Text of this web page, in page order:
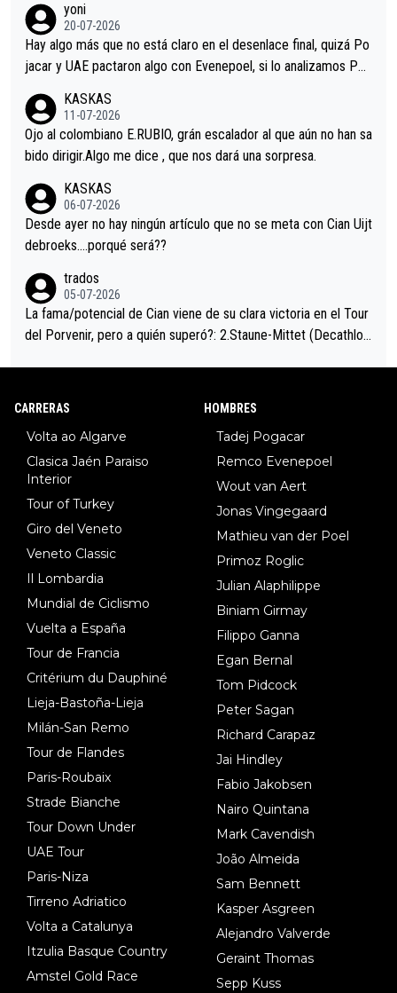
permaneció pegado a su rueda. Parecía increíble la forma en l
a que era capaz de controlar el miedo", recordó."
yoni
20-07-2026
Hay algo más que no está claro en el desenlace final, quizá Po
jacar y UAE pactaron algo con Evenepoel, si lo analizamos Poj
i sin pedalear, luego está el saludo con Evenepoel dándose la
mano de una manera muy fraternal, más allá de los típicos toqu
es en el hombro con que saludaba a Vingegard. Ahí hubo una in
eta, a ver si por querer poner a Del Toro con calzador en posi
ción de podio UAE y Pojacar se van complicar el tour.
KASKAS
11-07-2026
Ojo al colombiano E.RUBIO, grán escalador al que aún no han sa
bido dirigir.Algo me dice , que nos dará una sorpresa.
KASKAS
06-07-2026
Desde ayer no hay ningún artículo que no se meta con Cian Uijt
debroeks….porqué será??
trados
05-07-2026
La fama/potencial de Cian viene de su clara victoria en el Tour
del Porvenir, pero a quién superó?: 2.Staune-Mittet (Decathlon,
8.Lenny Martinez (Bahrein), 9. Van Belle (Visma), 10. Vacek (Li
CARRERAS
Volta ao Algarve
Clasica Jaén Paraiso
Interior
Tour of Turkey
Giro del Veneto
Veneto Classic
Il Lombardia
Mundial de Ciclismo
Vuelta a España
Tour de Francia
Critérium du Dauphiné
Lieja-Bastoña-Lieja
Milán-San Remo
Tour de Flandes
Paris-Roubaix
Strade Bianche
Tour Down Under
UAE Tour
Paris-Niza
Tirreno Adriatico
Volta a Catalunya
Itzulia Basque Country
Amstel Gold Race
HOMBRES
Tadej Pogacar
Remco Evenepoel
Wout van Aert
Jonas Vingegaard
Mathieu van der Poel
Primoz Roglic
Julian Alaphilippe
Biniam Girmay
Filippo Ganna
Egan Bernal
Tom Pidcock
Peter Sagan
Richard Carapaz
Jai Hindley
Fabio Jakobsen
Nairo Quintana
Mark Cavendish
João Almeida
Sam Bennett
Kasper Asgreen
Alejandro Valverde
Geraint Thomas
Sepp Kuss